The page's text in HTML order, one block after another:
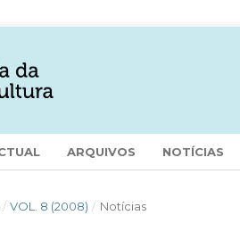
ARQUIVOS NOTÍCIAS
/ VOL. 8 (2008) / Notícias